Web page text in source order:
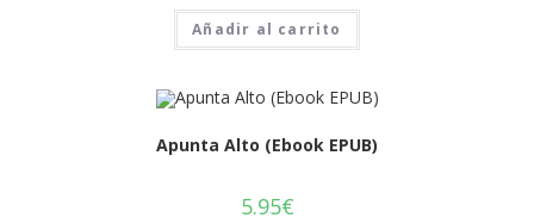
Añadir al carrito
Apunta Alto (Ebook EPUB)
5.95€